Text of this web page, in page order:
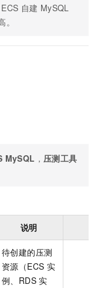
ECS 自建 MySQL
MySQL ， 压测工具
说明
待创建的压测
资源（ECS 实
例、RDS 实